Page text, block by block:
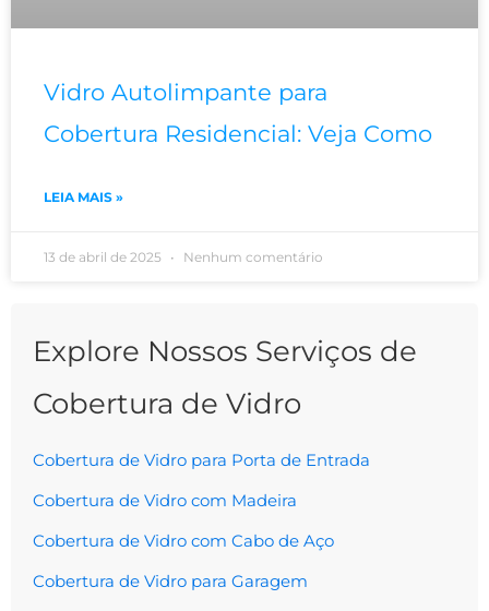
Vidro Autolimpante para
Cobertura Residencial: Veja Como
LEIA MAIS »
13 de abril de 2025 Nenhum comentário
Explore Nossos Serviços de
Cobertura de Vidro
Cobertura de Vidro para Porta de Entrada
Cobertura de Vidro com Madeira
Cobertura de Vidro com Cabo de Aço
Cobertura de Vidro para Garagem